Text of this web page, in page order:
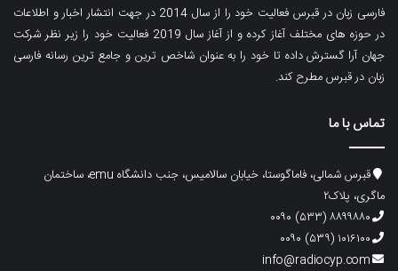
فارسی زبان در قبرس فعالیت خود را از سال 2014 در جهت انتشار اخبار و اطلاعات
در حوزه های مختلف آغاز کرده و از آغاز سال 2019 فعالیت خود را زیر نظر شرکت
جهان آرا گسترش داده تا خود را به عنوان شاخص ترین و جامع ترین رسانه فارسی
زبان در قبرس مطرح کند.
تماس با ما
قبرس شمالی، فاماگوستا، خیابان سالامیس، جنب دانشگاه emu، ساختمان
ماگری، پلاک۲
۸۸۹۹۸۸۰ (۵۳۳) ۰۰۹۰
۱۰۱۶۱۰۰ (۵۳۹) ۰۰۹۰
info@radiocyp.com